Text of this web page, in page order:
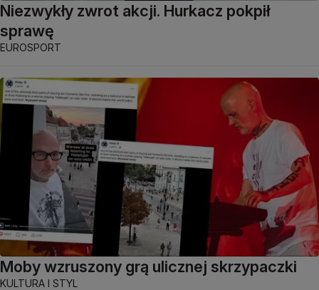
Niezwykły zwrot akcji. Hurkacz pokpił
sprawę
EUROSPORT
Moby wzruszony grą ulicznej skrzypaczki
KULTURA I STYL